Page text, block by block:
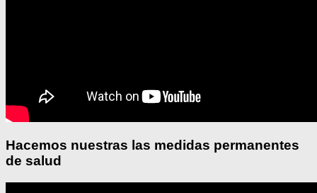
Hacemos nuestras las medidas permanentes
de salud